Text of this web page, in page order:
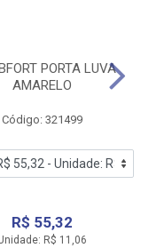
PORTA LUVA
AMARELO
Código: 321499
R$ 55,32
R$ 11,06